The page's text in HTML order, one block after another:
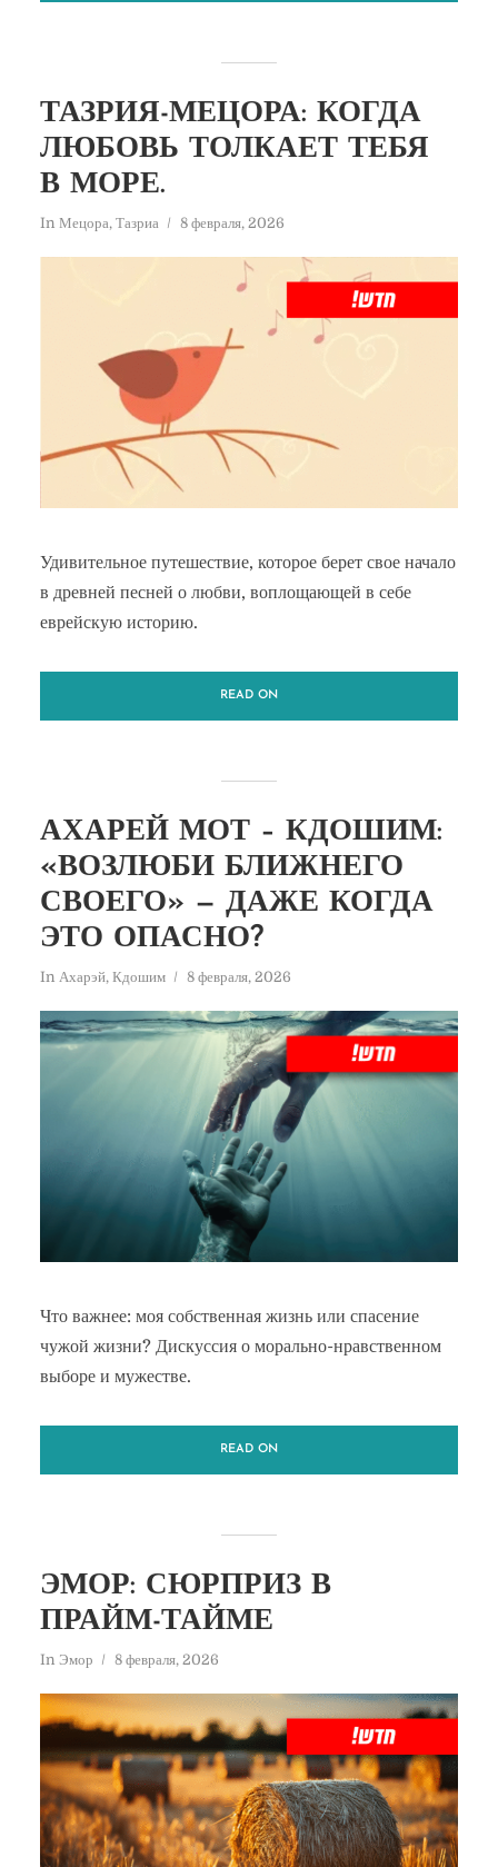
ТАЗРИЯ-МЕЦОРА: КОГДА
ЛЮБОВЬ ТОЛКАЕТ ТЕБЯ
В МОРЕ.
In Мецора, Тазриа 8 февраля, 2026
Удивительное путешествие, которое берет свое начало
в древней песней о любви, воплощающей в себе
еврейскую историю.
READ ON
АХАРЕЙ МОТ – КДОШИМ:
«ВОЗЛЮБИ БЛИЖНЕГО
СВОЕГО» — ДАЖЕ КОГДА
ЭТО ОПАСНО?
In Ахарэй, Кдошим 8 февраля, 2026
Что важнее: моя собственная жизнь или спасение
чужой жизни? Дискуссия о морально-нравственном
выборе и мужестве.
READ ON
ЭМОР: СЮРПРИЗ В
ПРАЙМ-ТАЙМЕ
In Эмор 8 февраля, 2026